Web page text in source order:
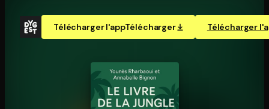
Télécharger l'appTélécharger Télécharger